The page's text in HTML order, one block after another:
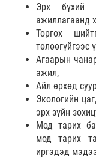
Эрх бүхий
ажиллагаанд
Торгох
төлөөгүйгээс
Агаарын
ажил,
Айл өрхөд
Экологийн
эрх зүйн
Мод тарих
мод тарих
иргэдэд